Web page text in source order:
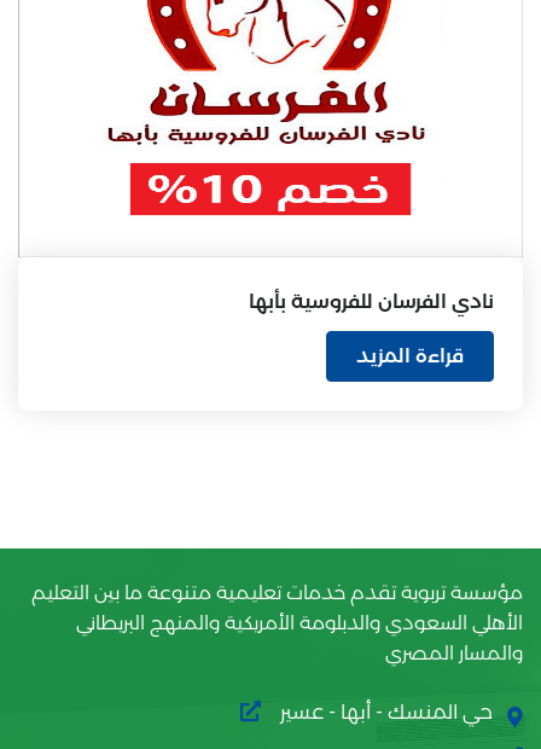
نادي الفرسان للفروسية بأبها
قراءة المزيد
مؤسسة تربوية تقدم خدمات تعليمية متنوعة ما بين التعليم
الأهلي السعودي والدبلومة الأمريكية والمنهج البريطاني
والمسار المصري
حي المنسك - أبها - عسير